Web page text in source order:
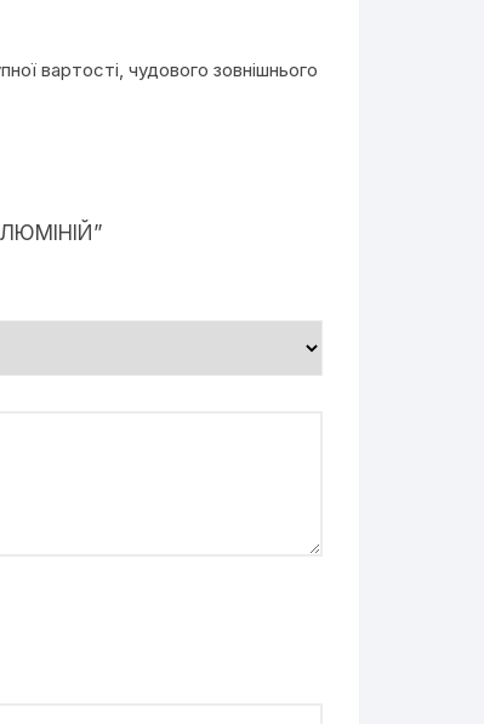
вартості, чудового зовнішнього